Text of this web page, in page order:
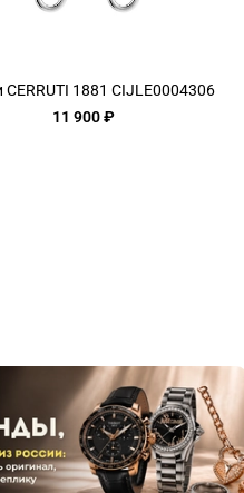
CERRUTI 1881 CIJLE0004306
11 900 ₽